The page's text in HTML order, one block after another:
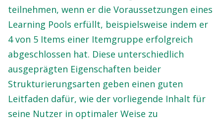
teilnehmen, wenn er die Voraussetzungen eines
Learning Pools erfüllt, beispielsweise indem er
4 von 5 Items einer Itemgruppe erfolgreich
abgeschlossen hat. Diese unterschiedlich
ausgeprägten Eigenschaften beider
Strukturierungsarten geben einen guten
Leitfaden dafür, wie der vorliegende Inhalt für
seine Nutzer in optimaler Weise zu